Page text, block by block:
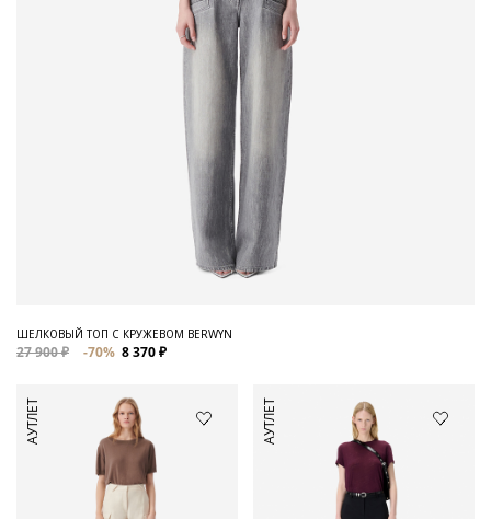
ШЕЛКОВЫЙ ТОП С КРУЖЕВОМ BERWYN
27 900 ₽ -70% 8 370 ₽
АУТЛЕТ АУТЛЕТ